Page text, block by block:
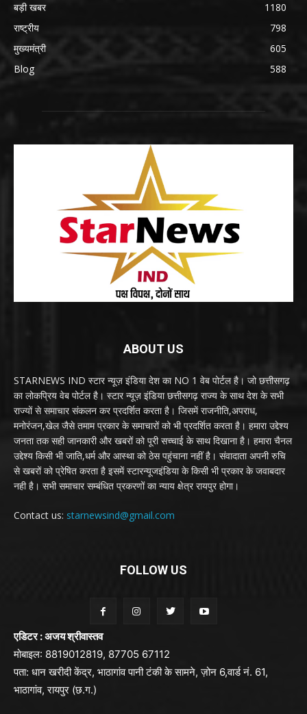
बड़ी खबर
1180
राष्ट्रीय
798
मुख्यमंत्री
605
Blog
588
ABOUT US
STARNEWS IND स्टार न्यूज़ इंडिया देश का NO 1 वेब पोर्टल है। जो छत्तीसगढ़
का लोकप्रिय वेब पोर्टल है। स्टार न्यूज़ इंडिया छत्तीसगढ़ राज्य के साथ देश के सभी
राज्यों से समाचार संकलन कर प्रदर्शित करता है। जिसमें राजनीति,अपराध,
मनोरंजन,खेल जैसे तमाम प्रकार के समाचारों को भी प्रदर्शित करता है। हमारा उद्देश्य
जनता तक सही जानकारी और खबरों को पूरी सच्चाई के साथ दिखाना है। हमारा चैनल
उद्देश्य किसी भी जाति,धर्म और आस्था को ठेस पहुंचाना नहीं है। संवादाता अपनी रुचि
से खबरों को प्रेषित करता है इसमें स्टारन्यूजइंडिया के किसी भी प्रकार के जवाबदार
नही है। सभी समाचार सम्बंधित प्रकरणों का न्याय क्षेत्र रायपुर होगा।
Contact us: starnewsind@gmail.com
FOLLOW US
एडिटर : अजय श्रीवास्तव
मोबाइल: 8819012819, 87705 67112
पता: धान खरीदी केंद्र, भाठागांव पानी टंकी के सामने, ज़ोन 6,वार्ड नं. 61,
भाठागांव, रायपुर (छ.ग.)